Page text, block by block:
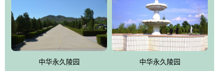
势如宏，是华北地区最大的平川式墓园，陵园以皇家建筑风格为载
体吸取现代园林艺术之精华
中华永久陵园 中华永久陵园